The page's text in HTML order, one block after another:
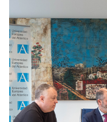
e
v
a
)
v
a
)
e
v
a
)